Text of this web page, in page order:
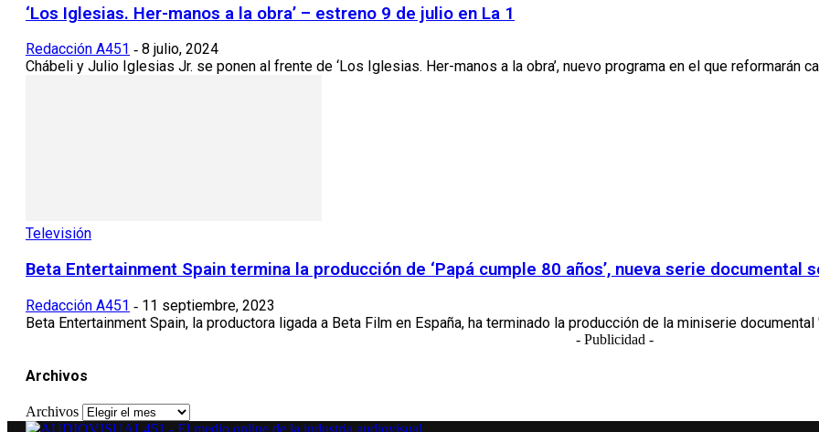
‘Los Iglesias. Her-manos a la obra’ – estreno 9 de julio en La 1
Redacción A451 - 8 julio, 2024
Chábeli y Julio Iglesias Jr. se ponen al frente de ‘Los Iglesias. Her-manos a la obra’, nuevo programa en el que reformarán
Televisión
Beta Entertainment Spain termina la producción de ‘Papá cumple 80 años’, nueva serie documental
Redacción A451 - 11 septiembre, 2023
Beta Entertainment Spain, la productora ligada a Beta Film en España, ha terminado la producción de la miniserie
- Publicidad -
Archivos
Archivos